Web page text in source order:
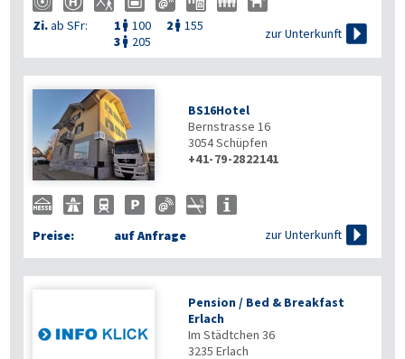
Zi.ab SFr: 1  100 2  155
3  205
zur Unterkunft 
BS16Hotel
Bernstrasse 16
3054Schüpfen
+41-79-2822141
Preise: auf Anfrage zur Unterkunft 
Pension / Bed & Breakfast
Erlach
Im Städtchen 36
3235 Erlach